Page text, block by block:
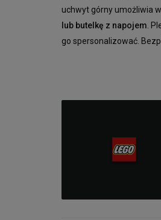
uchwyt górny umożliwia
lub butelkę z napojem.
go spersonalizować.